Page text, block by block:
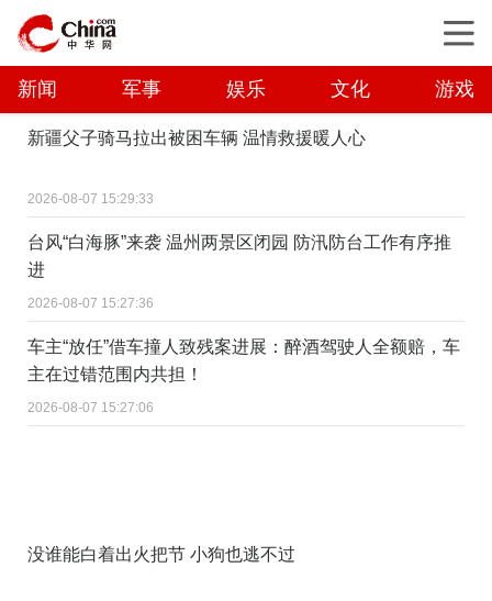
新闻 军事 娱乐 文化 游戏
新疆父子骑马拉出被困车辆 温情救援暖人心
2026-08-07 15:29:33
台风“白海豚”来袭 温州两景区闭园 防汛防台工作有序推
进
2026-08-07 15:27:36
车主“放任”借车撞人致残案进展：醉酒驾驶人全额赔，车
主在过错范围内共担！
2026-08-07 15:27:06
没谁能白着出火把节 小狗也逃不过